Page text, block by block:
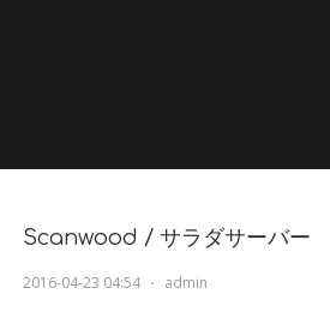
Scanwood / サラダサーバー
2016-04-23 04:54 ⋅ admin